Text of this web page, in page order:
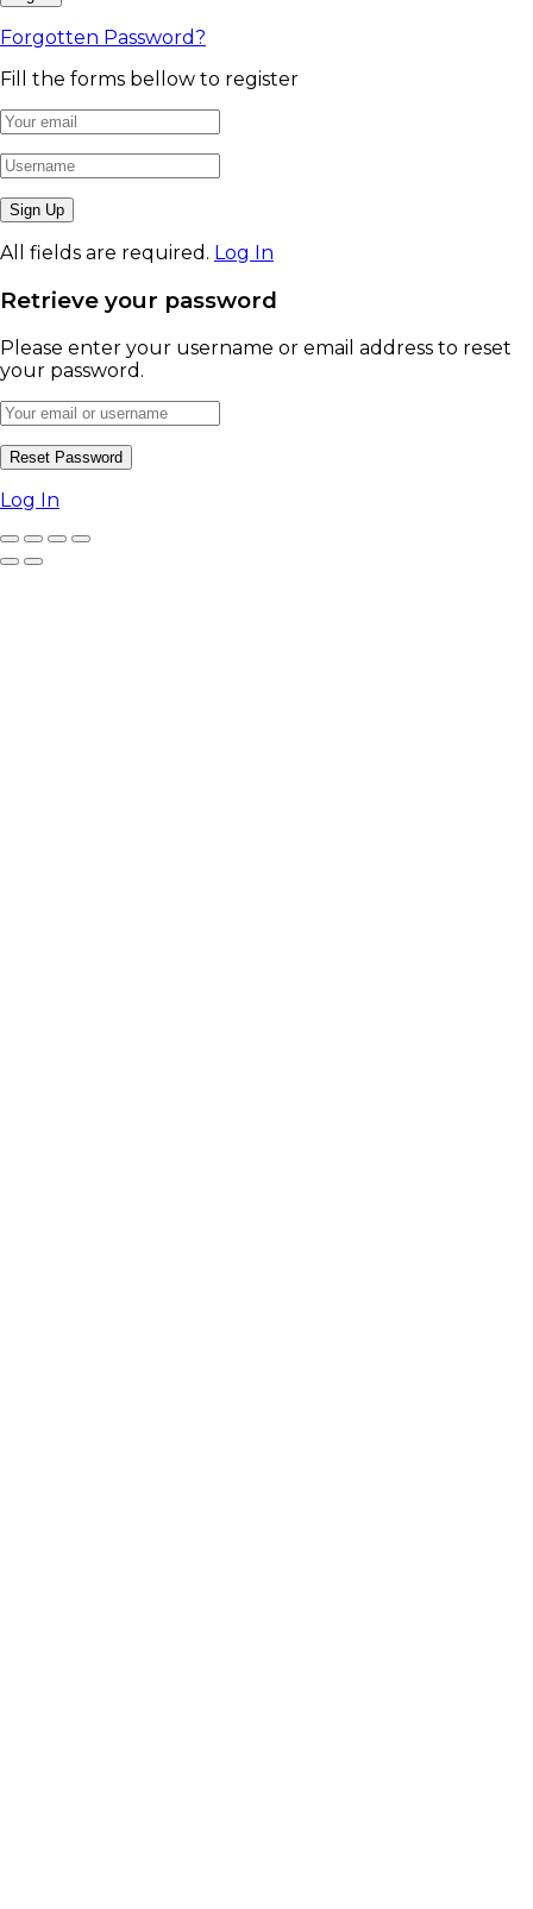
Forgotten Password?
Fill the forms bellow to register
All fields are required. Log In
Retrieve your password
Please enter your username or email address to reset
your password.
Log In